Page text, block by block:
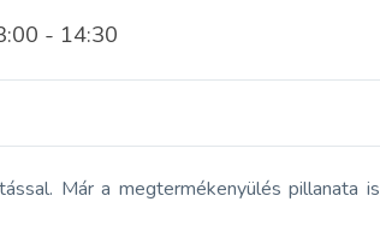
- 14:30
Már a megtermékenyülés